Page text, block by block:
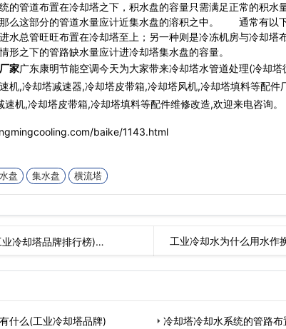
的管道布置在冷却塔之下，积水盘的容量只需满足正常的积水
么这部分的管道水量应计近集水盘的溶积之中。 通常有以
水总管旺旺布置在冷却塔至上；另一种则是冷冻机房与冷却塔
形之下的管路缺水量应计进冷却塔集水盘的容量。
家广东康明节能空调今天为大家带来冷却塔水管道处理(冷却
机,冷却塔减速器,冷却塔皮带箱,冷却塔风机,冷却塔填料等配
机,冷却塔皮带箱,冷却塔填料等配件维修改造,欢迎来电咨询。
baike/1143.html
盘 集水盘 横流塔
冷却塔品牌排行榜)… 工业冷却水为什么用水作
什么(工业冷却塔品牌)
冷却塔冷却水系统的管路